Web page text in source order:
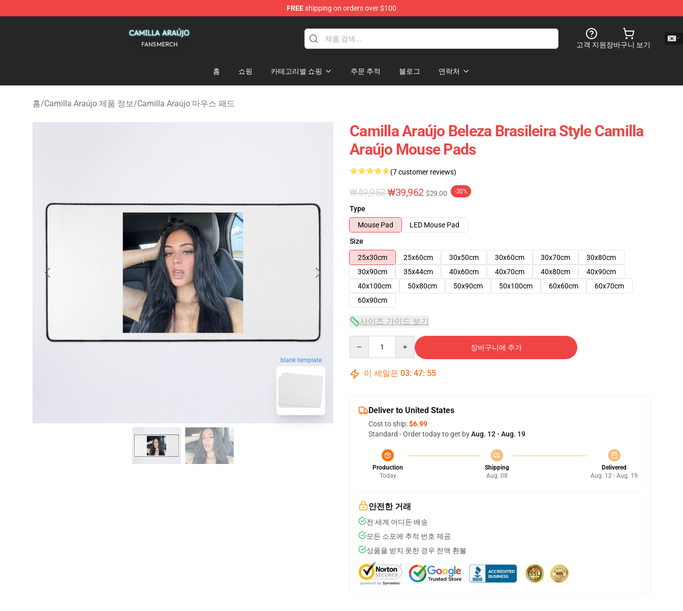
FREEshipping on orders over $100
고객 지원장바구니 보기
홈 쇼핑 카테고리별 쇼핑 주문 추적 블로그 연락처
홈/Camilla Araújo 제품 정보/Camilla Araújo 마우스 패드
blank template
Camilla Araújo Beleza Brasileira Style Camilla
Araújo Mouse Pads
(7 customer reviews)
₩49,953 ₩39,962 $29.00 -20%
Type
Mouse Pad
LED Mouse Pad
Size
25x30cm
25x60cm 30x50cm 30x60cm 30x70cm
30x80cm
30x90cm
35x44cm 40x60cm 40x70cm 40x80cm
40x90cm
40x100cm
50x80cm 50x90cm 50x100cm 60x60cm
60x70cm
60x90cm
사이즈 가이드 보기
장바구니에 추가
이 세일은 03: 47: 54
Deliver to United States
Cost to ship:$6.99
Standard - Order today to get byAug. 12 - Aug. 19
Production
Today
Shipping
Aug. 08
Delivered
Aug. 12 - Aug. 19
안전한 거래
전 세계 어디든 배송
모든 소포에 추적 번호 제공
상품을 받지 못한 경우 전액 환불